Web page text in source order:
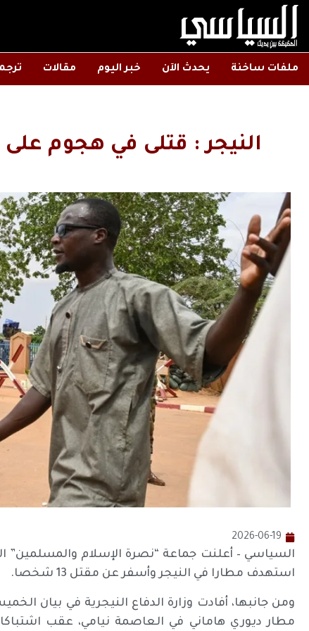
ملفات ساخنة يحدث الآن خبر اليوم مقالات
النيجر : قتلى في هجوم على
2026-06-19
السياسي – أعلنت جماعة “نصرة الإسلام والمسلمين”
استهدف مطارا في النيجر وأسفر عن مقتل 13 شخصا.
مطار ديوري هاماني في العاصمة نيامي، عقب